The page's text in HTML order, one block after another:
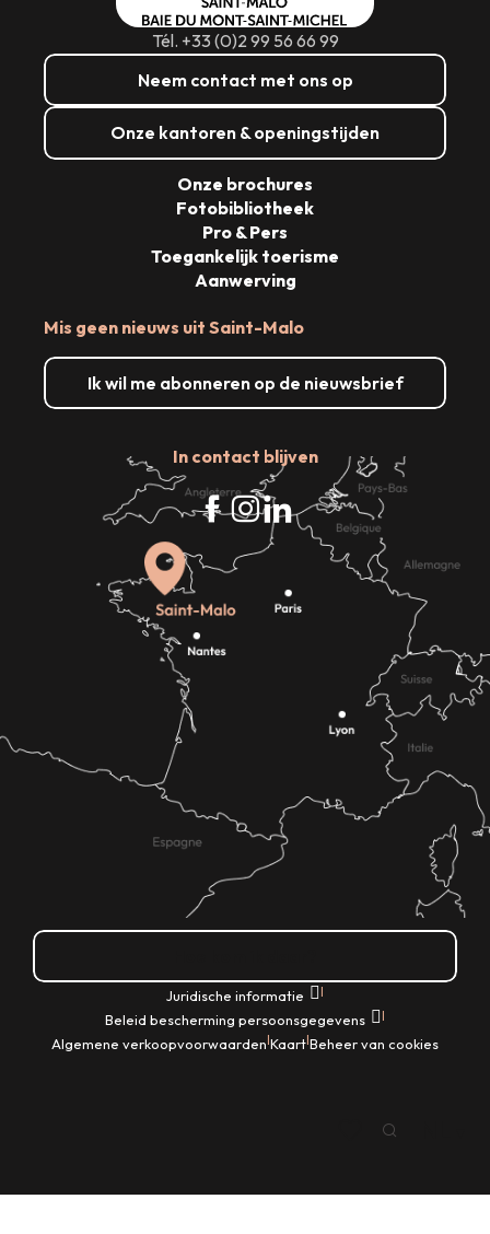
Tél. +33 (0)2 99 56 66 99
Neem contact met ons op
Onze kantoren & openingstijden
Mis geen nieuws uit Saint-Malo
Ik wil me abonneren op de nieuwsbrief
In contact blijven
Onze brochures
Fotobibliotheek
Pro & Pers
Toegankelijk toerisme
Aanwerving
Juridische informatie |
Beleid bescherming persoonsgegevens |
Algemene verkoopvoorwaarden|Kaart|Beheer van cookies